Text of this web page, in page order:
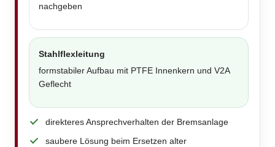
nachgeben
Stahlflexleitung
formstabiler Aufbau mit PTFE Innenkern und V2A
Geflecht
direkteres Ansprechverhalten der Bremsanlage
saubere Lösung beim Ersetzen alter